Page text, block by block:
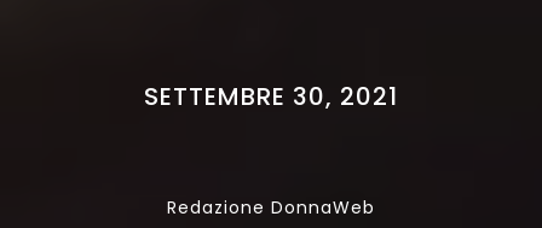
SETTEMBRE 30, 2021
Redazione DonnaWeb